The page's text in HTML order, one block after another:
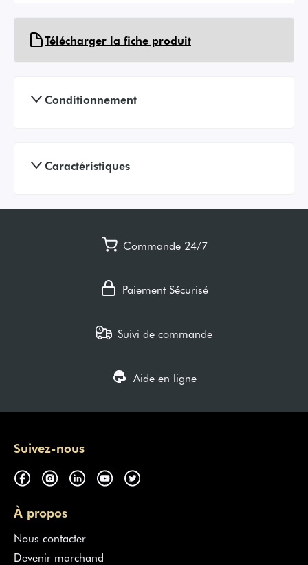
Télécharger la fiche produit
Conditionnement
Caractéristiques
Commande 24/7
Paiement Sécurisé
Suivi de commande
Aide en ligne
Suivez-nous
À propos
Nous contacter
Devenir marchand